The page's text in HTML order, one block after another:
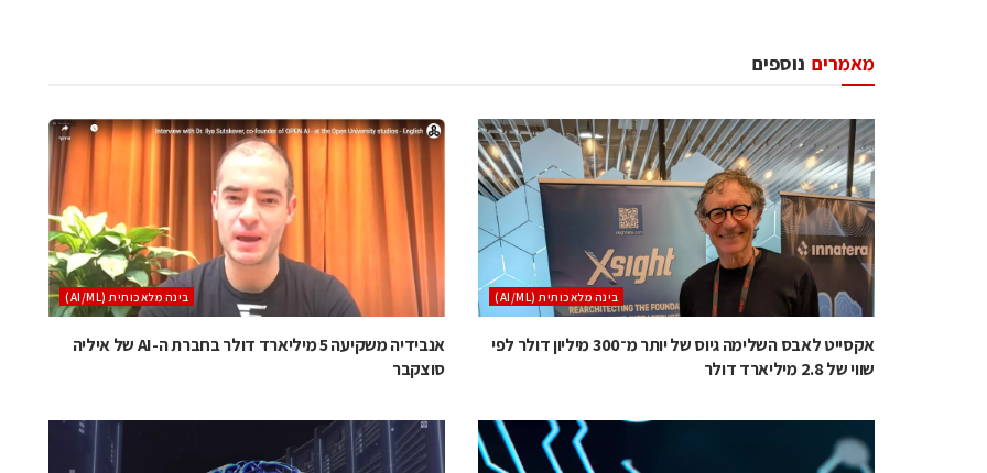
נוספים מאמרים
בינה מלאכותית (AI/ML)
אקסייט לאבס השלימה גיוס של יותר מ־300 מיליון דולר לפי
שווי של 2.8 מיליארד דולר
בינה מלאכותית (AI/ML)
אנבידיה משקיעה 5 מיליארד דולר בחברת ה-AI של איליה
סוצקבר